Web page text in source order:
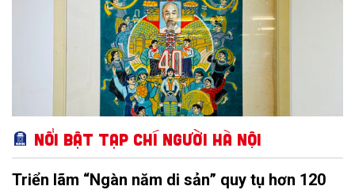
Nổi bật Tạp chí Người Hà Nội
Triển lãm “Ngàn năm di sản” quy tụ hơn 120